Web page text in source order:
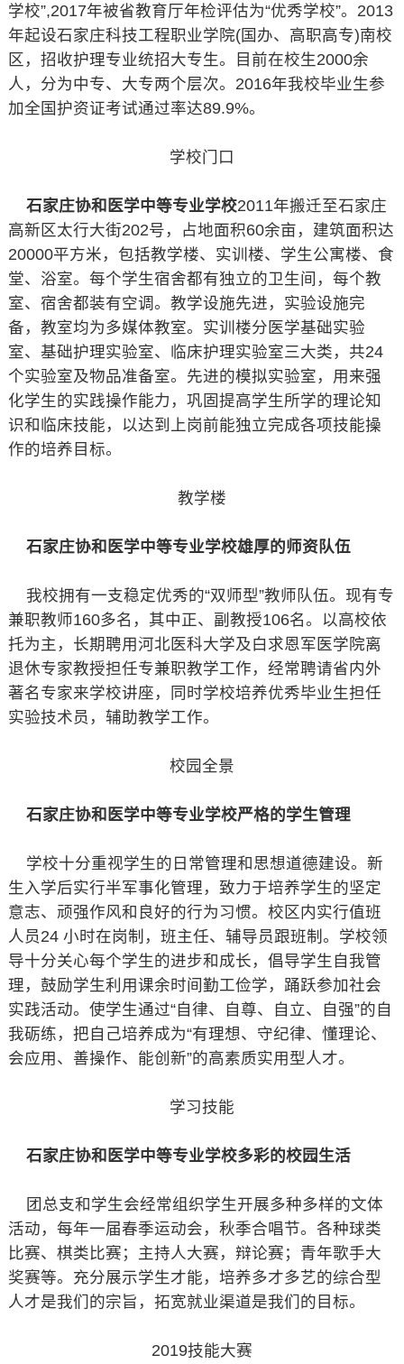
学校”,2017年被省教育厅年检评估为“优秀学校”。2013
年起设石家庄科技工程职业学院(国办、高职高专)南校
区，招收护理专业统招大专生。目前在校生2000余
人，分为中专、大专两个层次。2016年我校毕业生参
加全国护资证考试通过率达89.9%。
学校门口
石家庄协和医学中等专业学校2011年搬迁至石家庄
高新区太行大街202号，占地面积60余亩，建筑面积达
20000平方米，包括教学楼、实训楼、学生公寓楼、食
堂、浴室。每个学生宿舍都有独立的卫生间，每个教
室、宿舍都装有空调。教学设施先进，实验设施完
备，教室均为多媒体教室。实训楼分医学基础实验
室、基础护理实验室、临床护理实验室三大类，共24
个实验室及物品准备室。先进的模拟实验室，用来强
化学生的实践操作能力，巩固提高学生所学的理论知
识和临床技能，以达到上岗前能独立完成各项技能操
作的培养目标。
教学楼
石家庄协和医学中等专业学校雄厚的师资队伍
我校拥有一支稳定优秀的“双师型”教师队伍。现有专
兼职教师160多名，其中正、副教授106名。以高校依
托为主，长期聘用河北医科大学及白求恩军医学院离
退休专家教授担任专兼职教学工作，经常聘请省内外
著名专家来学校讲座，同时学校培养优秀毕业生担任
实验技术员，辅助教学工作。
校园全景
石家庄协和医学中等专业学校严格的学生管理
学校十分重视学生的日常管理和思想道德建设。新
生入学后实行半军事化管理，致力于培养学生的坚定
意志、顽强作风和良好的行为习惯。校区内实行值班
人员24 小时在岗制，班主任、辅导员跟班制。学校领
导十分关心每个学生的进步和成长，倡导学生自我管
理，鼓励学生利用课余时间勤工俭学，踊跃参加社会
实践活动。使学生通过“自律、自尊、自立、自强”的自
我砺练，把自己培养成为“有理想、守纪律、懂理论、
会应用、善操作、能创新”的高素质实用型人才。
学习技能
石家庄协和医学中等专业学校多彩的校园生活
团总支和学生会经常组织学生开展多种多样的文体
活动，每年一届春季运动会，秋季合唱节。各种球类
比赛、棋类比赛；主持人大赛，辩论赛；青年歌手大
奖赛等。充分展示学生才能，培养多才多艺的综合型
人才是我们的宗旨，拓宽就业渠道是我们的目标。
2019技能大赛